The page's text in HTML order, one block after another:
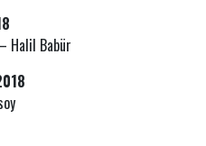
Halil Babür